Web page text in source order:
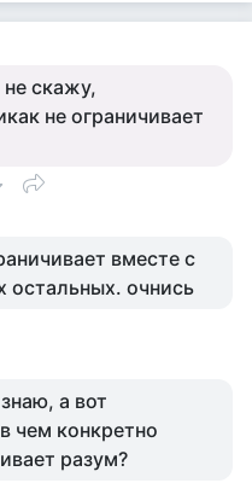
не скажу,
не ограничивает
вместе с
остальных. очнись
а вот
чем конкретно
разум?